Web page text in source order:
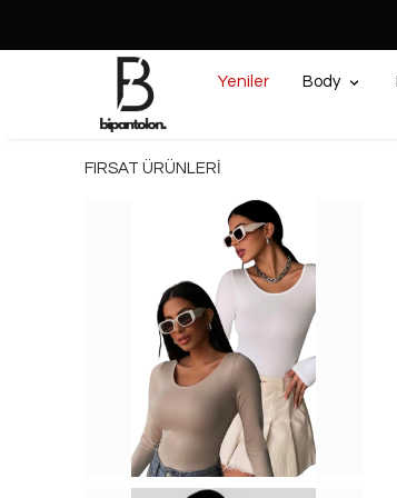
Yeniler Body
FIRSAT ÜRÜNLERİ